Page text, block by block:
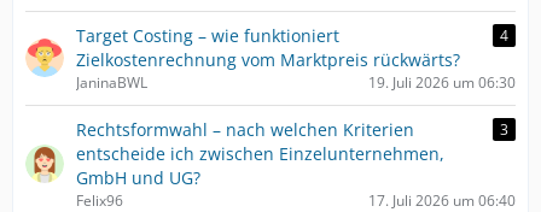
Target Costing – wie funktioniert
Zielkostenrechnung vom Marktpreis rückwärts?
4
JaninaBWL 19. Juli 2026 um 06:30
Rechtsformwahl – nach welchen Kriterien
entscheide ich zwischen Einzelunternehmen,
GmbH und UG?
3
Felix96 17. Juli 2026 um 06:40